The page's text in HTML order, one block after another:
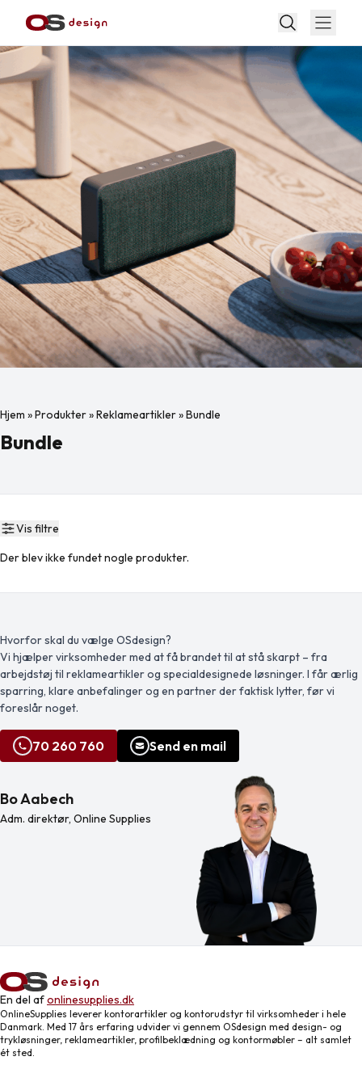
Hjem »Produkter»Reklameartikler»Bundle
Bundle
Vis filtre
Der blev ikke fundet nogle produkter.
Hvorfor skal du vælge OSdesign?
Vi hjælper virksomheder med at få brandet til at stå skarpt – fra
arbejdstøj til reklameartikler og specialdesignede løsninger. I får ærlig
sparring, klare anbefalinger og en partner der faktisk lytter, før vi
foreslår noget.
70 260 760 Send en mail
Bo Aabech
Adm. direktør, Online Supplies
En del afonlinesupplies.dk
OnlineSupplies leverer kontorartikler og kontorudstyr til virksomheder i hele
Danmark. Med 17 års erfaring udvider vi gennem OSdesign med design- og
trykløsninger, reklameartikler, profilbeklædning og kontormøbler – alt samlet
ét sted.